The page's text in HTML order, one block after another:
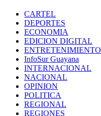
CARTEL
DEPORTES
ECONOMIA
EDICION DIGITAL
ENTRETENIMIENTO
InfoSur Guayana
INTERNACIONAL
NACIONAL
OPINION
POLITICA
REGIONAL
REGIONES